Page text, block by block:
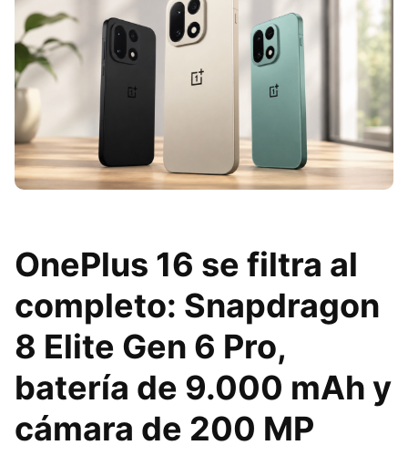
OnePlus 16 se filtra al
completo: Snapdragon
8 Elite Gen 6 Pro,
batería de 9.000 mAh y
cámara de 200 MP